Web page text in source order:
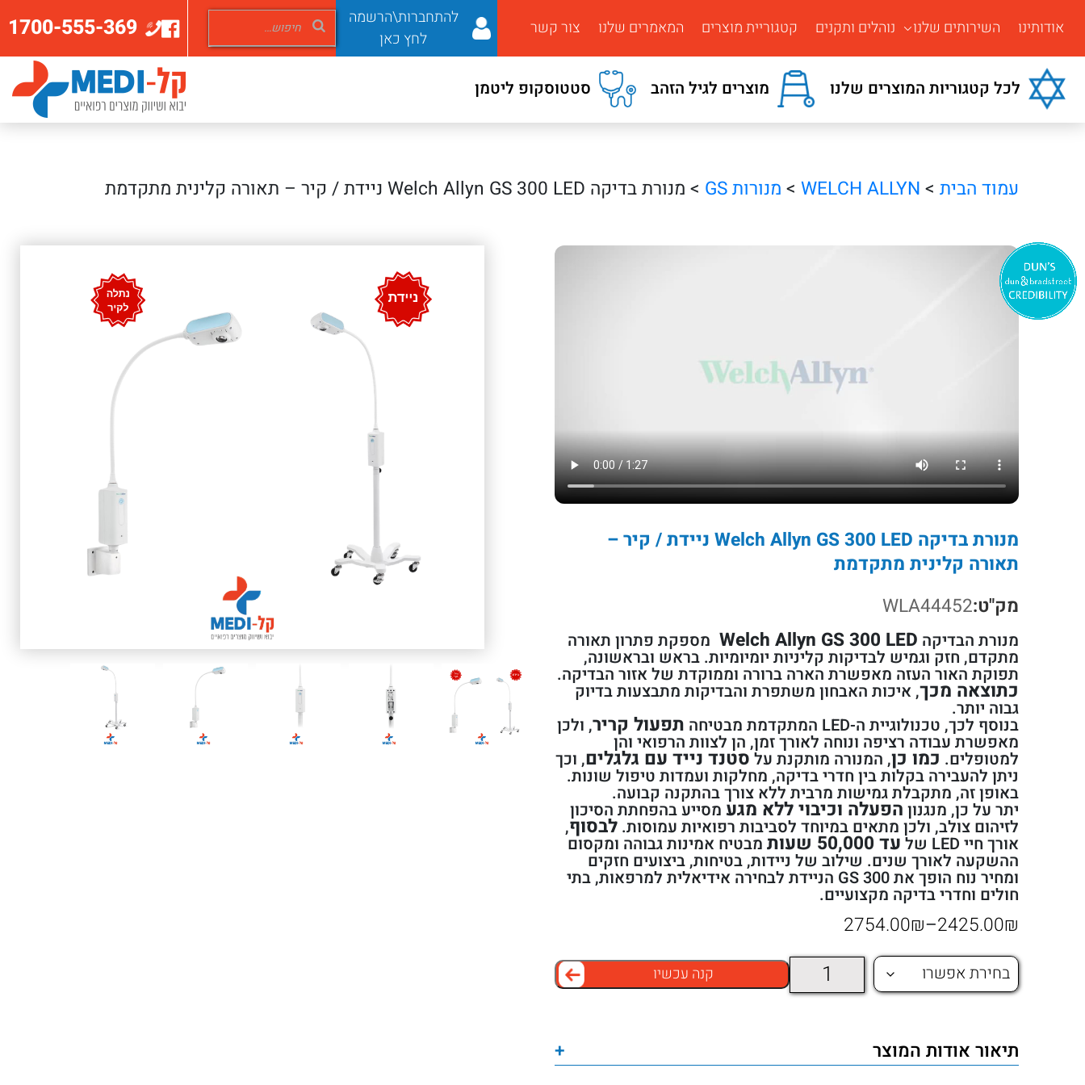
אודותינו השירותים שלנו נוהלים ותקנים קטגוריית מוצרים המאמרים שלנו צור קשר
להתחברות\הרשמה
לחץ כאן
1700-555-369
לכל קטגוריות המוצרים שלנו מוצרים לגיל הזהב סטטוסקופ ליטמן
עמוד הבית >
WELCH ALLYN
> מנורות GS > מנורת בדיקה Welch Allyn GS 300 LED ניידת / קיר – תאורה קלינית מתקדמת
מנורת בדיקה Welch Allyn GS 300 LED ניידת / קיר –
תאורה קלינית מתקדמת
מק"ט:WLA44452
מנורת הבדיקה Welch Allyn GS 300 LED מספקת פתרון תאורה
מתקדם, חזק וגמיש לבדיקות קליניות יומיומיות. בראש ובראשונה,
תפוקת האור העזה מאפשרת הארה ברורה וממוקדת של אזור הבדיקה.
כתוצאה מכך, איכות האבחון משתפרת והבדיקות מתבצעות בדיוק
גבוה יותר.
בנוסף לכך, טכנולוגיית ה-LED המתקדמת מבטיחה תפעול קריר, ולכן
מאפשרת עבודה רציפה ונוחה לאורך זמן, הן לצוות הרפואי והן
למטופלים. כמו כן, המנורה מותקנת על סטנד נייד עם גלגלים, וכך
ניתן להעבירה בקלות בין חדרי בדיקה, מחלקות ועמדות טיפול שונות.
באופן זה, מתקבלת גמישות מרבית ללא צורך בהתקנה קבועה.
יתר על כן, מנגנון הפעלה וכיבוי ללא מגע מסייע בהפחתת הסיכון
לזיהום צולב, ולכן מתאים במיוחד לסביבות רפואיות עמוסות.לבסוף,
אורך חיי LED של עד 50,000 שעות מבטיח אמינות גבוהה ומקסום
ההשקעה לאורך שנים. שילוב של ניידות, בטיחות, ביצועים חזקים
ומחיר נוח הופך את GS 300 הניידת לבחירה אידיאלית למרפאות, בתי
חולים וחדרי בדיקה מקצועיים.
₪
2425.00
–
₪
2754.00
טווח
מחירים:
כמות
של
קנה עכשיו
תיאור אודות המוצר +